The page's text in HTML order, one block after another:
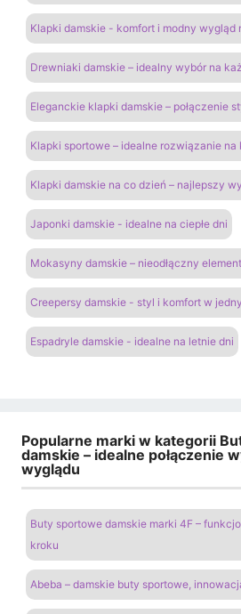
Klapki damskie - komfort i modny wygląd
Drewniaki damskie – idealny wybór na
Eleganckie klapki damskie – połączenie
Klapki sportowe – idealne rozwiązanie
Klapki damskie na co dzień – najlepszy
Japonki damskie - idealne na ciepłe dni
Mokasyny damskie – nieodłączny
Creepersy damskie - styl i komfort w
Espadryle damskie - idealne na letnie dni
Popularne marki w kategorii
damskie – idealne połączenie
wyglądu
Buty sportowe damskie marki 4F –
kroku
Abeba – damskie buty sportowe,